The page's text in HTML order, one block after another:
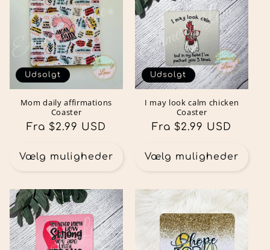
Udsolgt
Mom daily affirmations
Coaster
Normalpris
Fra $2.99 USD
Vælg muligheder
Udsolgt
I may look calm chicken
Coaster
Normalpris
Fra $2.99 USD
Vælg muligheder